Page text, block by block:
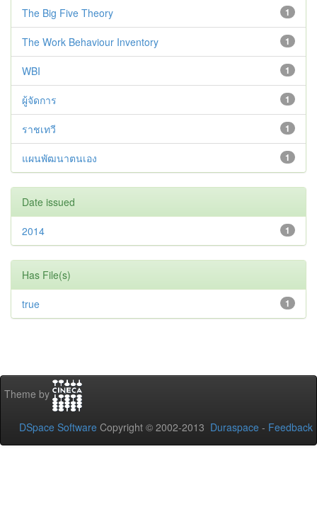
1
The Big Five Theory
1
The Work Behaviour Inventory
1
WBI
1
ผู้จัดการ
1
ราชเทวี
1
แผนพัฒนาตนเอง
Date issued
1
2014
Has File(s)
1
true
Theme by
DSpace Software Copyright © 2002-2013 Duraspace - Feedback